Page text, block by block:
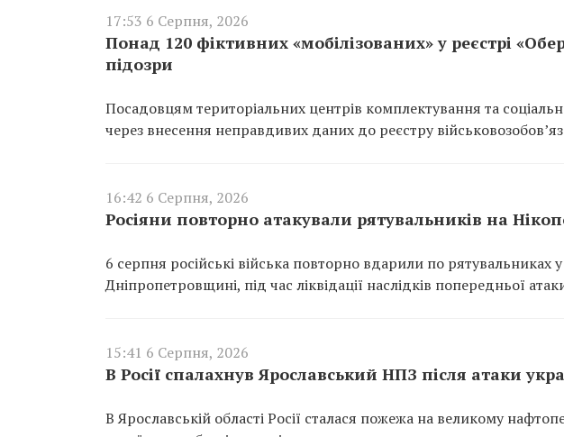
17:53 6 Серпня, 2026
Понад 120 фіктивних «мобілізованих» у реєстрі
підозри
Посадовцям територіальних центрів комплектування та
через внесення неправдивих даних до реєстру
16:42 6 Серпня, 2026
Росіяни повторно атакували рятувальників на
6 серпня російські війська повторно вдарили по рятувальниках
Дніпропетровщині, під час ліквідації наслідків попередньої
15:41 6 Серпня, 2026
В Росії спалахнув Ярославський НПЗ після атаки
В Ярославській області Росії сталася пожежа на великому